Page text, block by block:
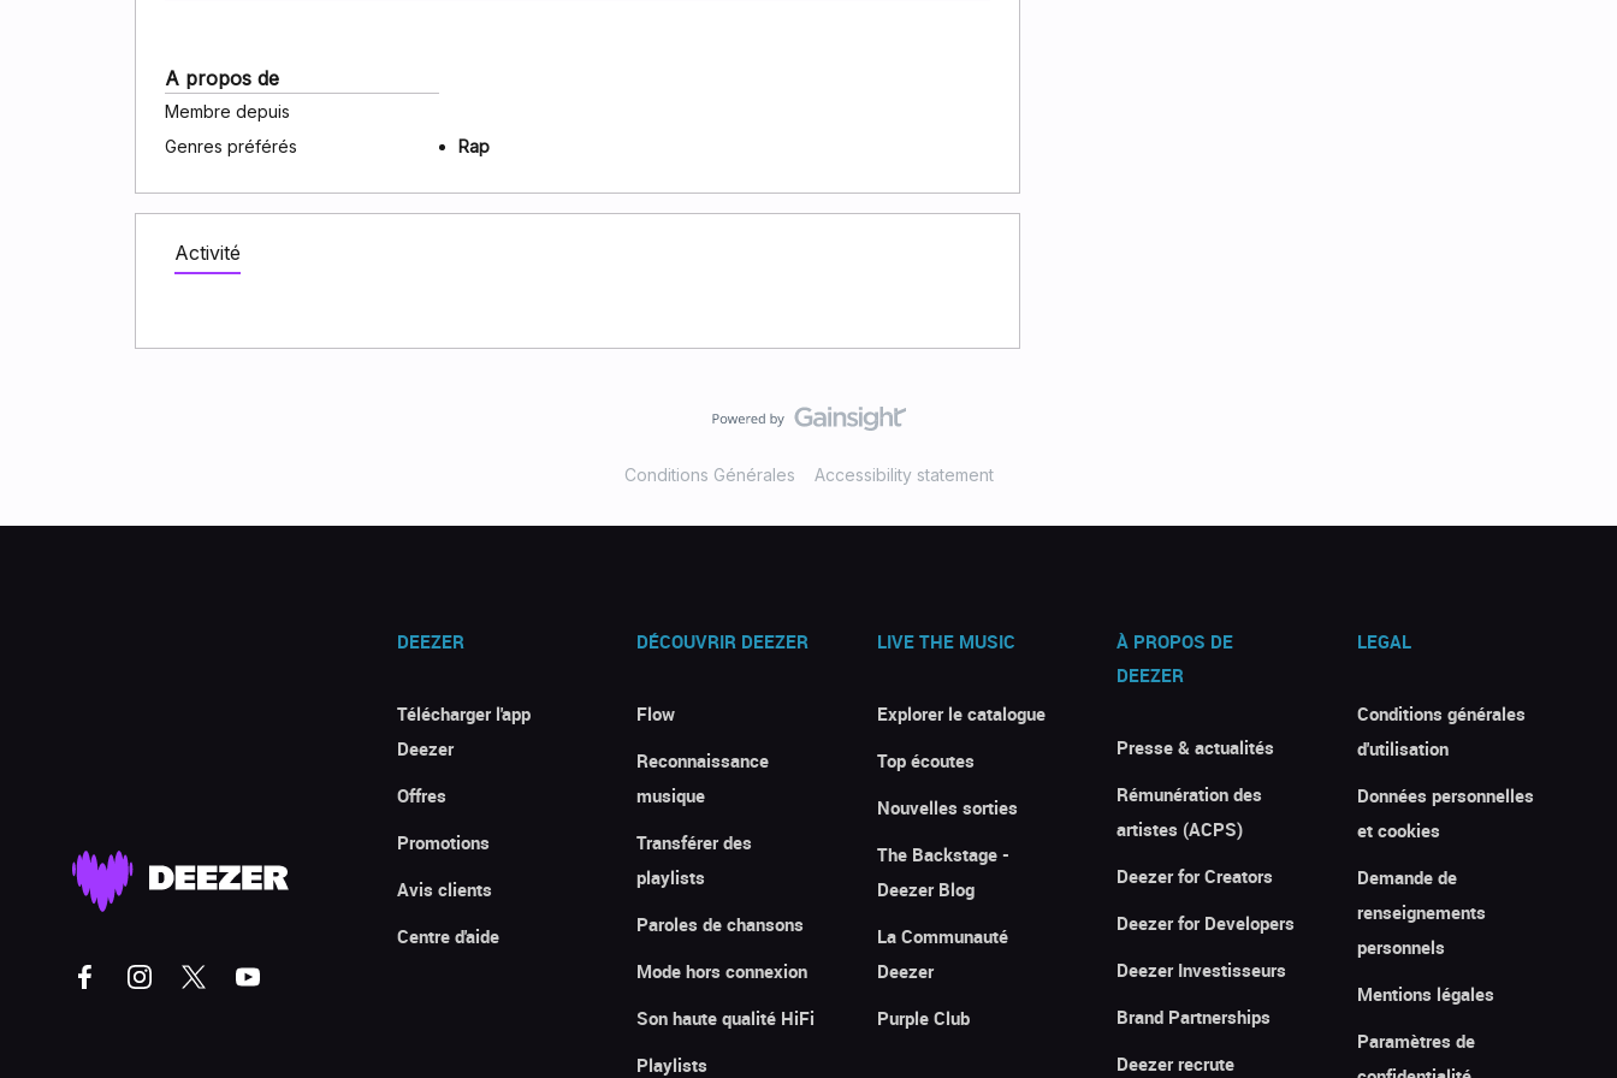
A propos de
Membre depuis
Genres préférés
Rap
Activité
Conditions Générales Accessibility statement
DEEZER
Télécharger l'app
Deezer
Offres
Promotions
Avis clients
Centre d'aide
DÉCOUVRIR DEEZER
Flow
Reconnaissance
musique
Transférer des
playlists
Paroles de chansons
Mode hors connexion
Son haute qualité HiFi
Playlists
LIVE THE MUSIC
Explorer le catalogue
Top écoutes
Nouvelles sorties
The Backstage -
Deezer Blog
La Communauté
Deezer
Purple Club
À PROPOS DE
DEEZER
Presse & actualités
Rémunération des
artistes (ACPS)
Deezer for Creators
Deezer for Developers
Deezer Investisseurs
Brand Partnerships
Deezer recrute
LEGAL
Conditions générales
d'utilisation
Données personnelles
et cookies
Demande de
renseignements
personnels
Mentions légales
Paramètres de